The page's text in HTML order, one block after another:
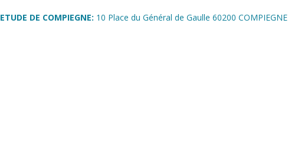
ETUDE DE COMPIEGNE: 10 Place du Général de Gaulle 60200 COMPIEGNE